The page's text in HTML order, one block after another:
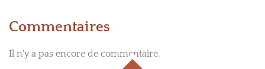
Commentaires
Il n'y a pas encore de commentaire.